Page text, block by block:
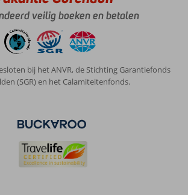
veilig boeken en betalen
bij het ANVR, de Stichting Garantiefonds
(SGR) en het Calamiteitenfonds.